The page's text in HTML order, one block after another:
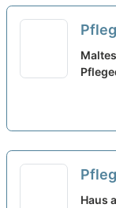
Hier
(80
Haus